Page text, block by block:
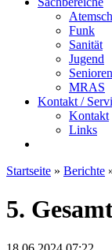
Funk
Sanität
Jugend
Senioren
MRAS
Kontakt /
Kontakt
Links
Startseite » Berichte
5.